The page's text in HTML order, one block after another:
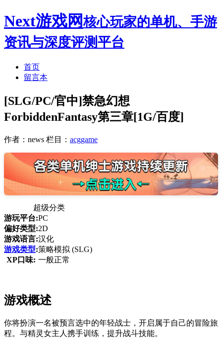
Next游戏网核心玩家的单机、手游
资讯与深度评测平台
首页
留言本
[SLG/PC/官中]禁急幻想
ForbiddenFantasy第三章[1G/百度]
作者：news 栏目： acggame
超级分类
游玩平台:PC
偏好类型:2D
游戏语言:汉化
游戏类型:策略模拟 (SLG)
XP口味: 一般正常
游戏概述
你将扮演一名被预言选中的年轻战士，开启属于自己的冒险旅
程。与精灵女主人携手训练，提升战斗技能。